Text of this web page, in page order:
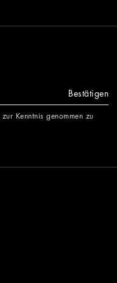
Bestätigen
zur Kenntnis genommen zu